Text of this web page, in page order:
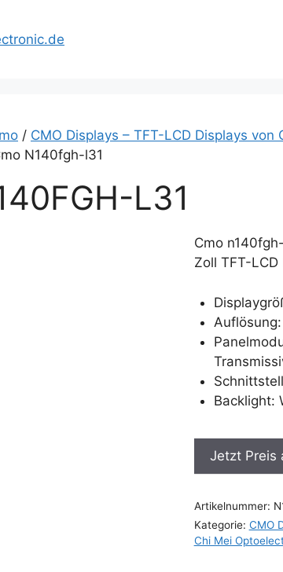
/ CMO Displays – TFT-LCD Displays von
N140fgh-l31
L31
Cmo
Zoll TFT-LCD
Backlight:
Jetzt Preis
Artikelnummer:
Kategorie: CMO
Chi Mei